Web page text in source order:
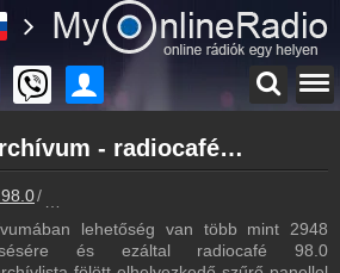
radiocafé 98.0 archívum - radiocafé 98.0 podcasts - radiocafé 98.0 visszahallgatás
lehetőség van több mint 2948
és ezáltal radiocafé 98.0